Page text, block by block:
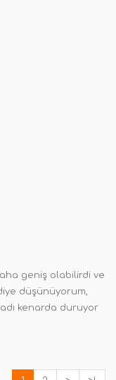
geniş olabilirdi ve
düşünüyorum,
kenarda duruyor